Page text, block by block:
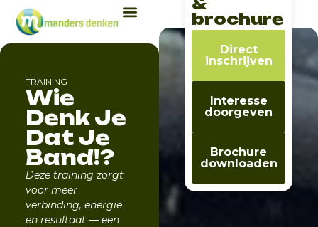
TRAINING
Wie
Denk Je
Dat Je
Band!?
Deze training zorgt
voor meer
verbinding, energie
en resultaat — een
brochure
Direct
inschrijven
Interesse
doorgeven
Brochure
downloaden